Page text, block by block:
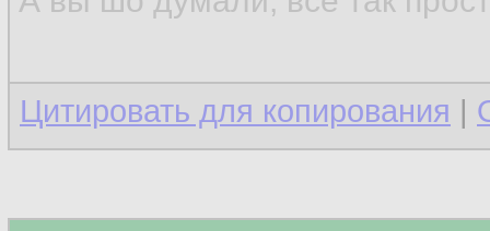
Цитировать для копирования |